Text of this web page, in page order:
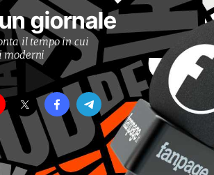
giornale
il tempo in cui
moderni